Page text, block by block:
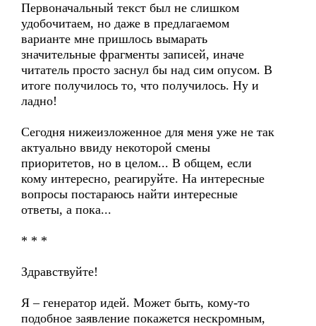
Первоначальный текст был не слишком
удобочитаем, но даже в предлагаемом
варианте мне пришлось вымарать
значительные фрагменты записей, иначе
читатель просто заснул бы над сим опусом. В
итоге получилось то, что получилось. Ну и
ладно!
Сегодня нижеизложенное для меня уже не так
актуально ввиду некоторой смены
приоритетов, но в целом... В общем, если
кому интересно, реагируйте. На интересные
вопросы постараюсь найти интересные
ответы, а пока...
* * *
Здравствуйте!
Я – генератор идей. Может быть, кому-то
подобное заявление покажется нескромным,